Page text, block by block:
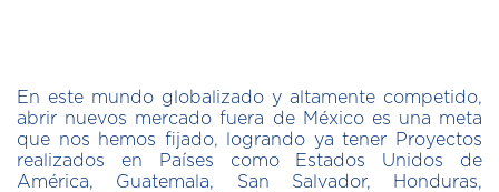
En este mundo globalizado y altamente competido,
abrir nuevos mercado fuera de México es una meta
que nos hemos fijado, logrando ya tener Proyectos
realizados en Países como Estados Unidos de
América, Guatemala, San Salvador, Honduras,